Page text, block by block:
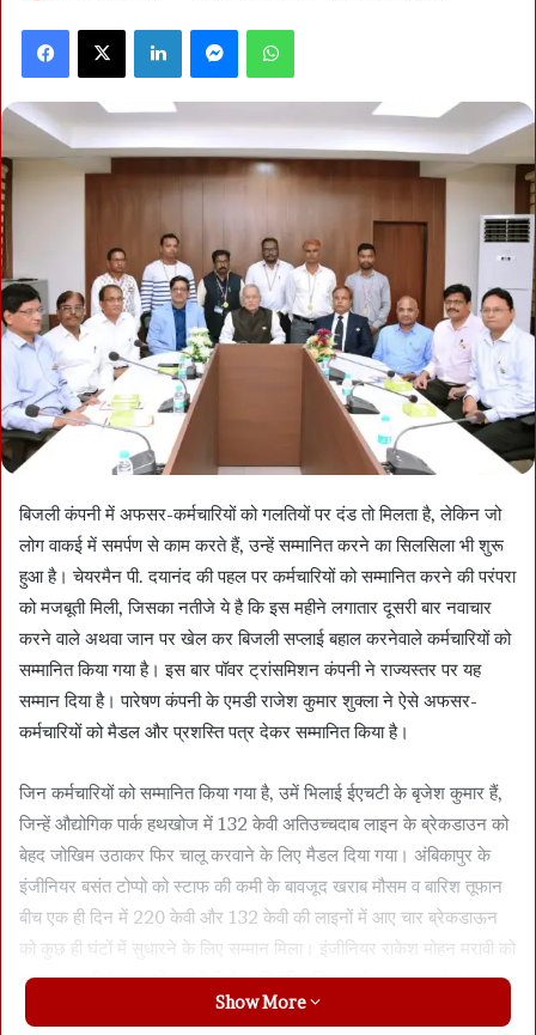
Facebook X LinkedIn
बिजली कंपनी में अफसर-कर्मचारियों को गलतियों पर दंड तो मिलता है, लेकिन जो
लोग वाकई में समर्पण से काम करते हैं, उन्हें सम्मानित करने का सिलसिला भी शुरू
हुआ है। चेयरमैन पी. दयानंद की पहल पर कर्मचारियों को सम्मानित करने की परंपरा
को मजबूती मिली, जिसका नतीजे ये है कि इस महीने लगातार दूसरी बार नवाचार
करने वाले अथवा जान पर खेल कर बिजली सप्लाई बहाल करनेवाले कर्मचारियों को
सम्मानित किया गया है। इस बार पॉवर ट्रांसमिशन कंपनी ने राज्यस्तर पर यह
सम्मान दिया है। पारेषण कंपनी के एमडी राजेश कुमार शुक्ला ने ऐसे अफसर-
कर्मचारियों को मैडल और प्रशस्ति पत्र देकर सम्मानित किया है।
जिन कर्मचारियों को सम्मानित किया गया है, उमें भिलाई ईएचटी के बृजेश कुमार हैं,
जिन्हें औद्योगिक पार्क हथखोज में 132 केवी अतिउच्चदाब लाइन के ब्रेकडाउन को
बेहद जोखिम उठाकर फिर चालू करवाने के लिए मैडल दिया गया। अंबिकापुर के
इंजीनियर बसंत टोप्पो को स्टाफ की कमी के बावजूद खराब मौसम व बारिश तूफान
बीच एक ही दिन में 220 केवी और 132 केवी की लाइनों में आए चार ब्रेकडाऊन
को कुछ ही घंटों में सुधारने के लिए सम्मान मिला। इंजीनियर राकेश मोहन मरावी को
कुरुद-धमतरी के सब स्टेशन में बी-फेज रिकंडिशनिंग करके सफलतापूर्वक चालू
करने पर सम्मानित किया गया। भिलाई के टी सिन्हाचलम को टावर और स्ट्रक्चर
Show More